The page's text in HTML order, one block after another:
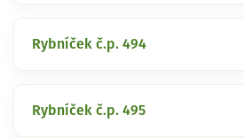
Rybníček č.p. 494
Rybníček č.p. 495